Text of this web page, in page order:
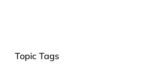
Topic Tags